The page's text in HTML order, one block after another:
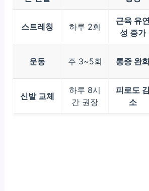
스트레칭 하루 2회
근육 유연
성 증가
운동 주 3~5회 통증 완
신발 교체
하루 8시
간 권장
피로도
소